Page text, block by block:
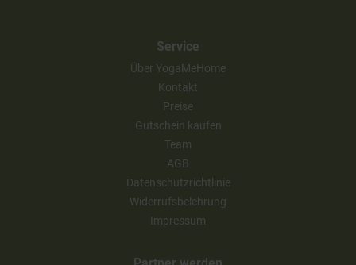
Service
Über YogaMeHome
Kontakt
Preise
Gutschein kaufen
Team
AGB
Datenschutzrichtlinie
Widerrufsbelehrung
Impressum